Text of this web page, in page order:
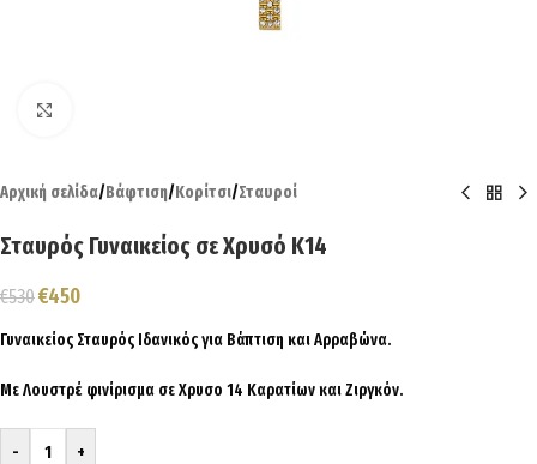
Αρχική σελίδα/Βάφτιση/Κορίτσι/Σταυροί
Σταυρός Γυναικείος σε Χρυσό Κ14
€530€450
Γυναικείος Σταυρός Ιδανικός για Βάπτιση και Αρραβώνα.
Με Λουστρέ φινίρισμα σε Χρυσο 14 Καρατίων και Ζιργκόν.
- +